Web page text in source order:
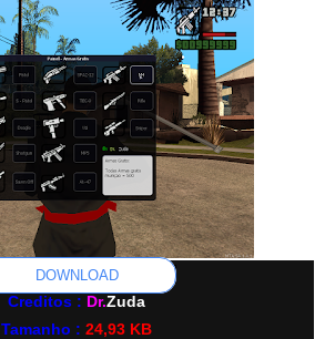
DOWNLOAD
Creditos : Dr.Zuda
Tamanho : 24,93 KB